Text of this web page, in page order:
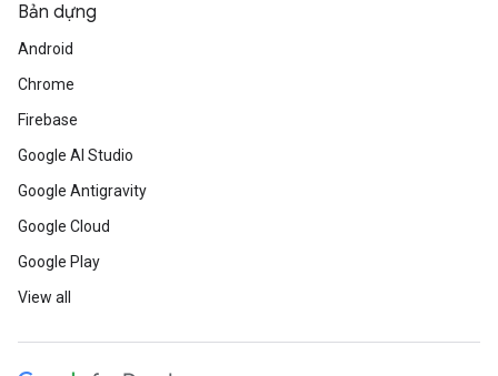
Bản dựng
Android
Chrome
Firebase
Google AI Studio
Google Antigravity
Google Cloud
Google Play
View all